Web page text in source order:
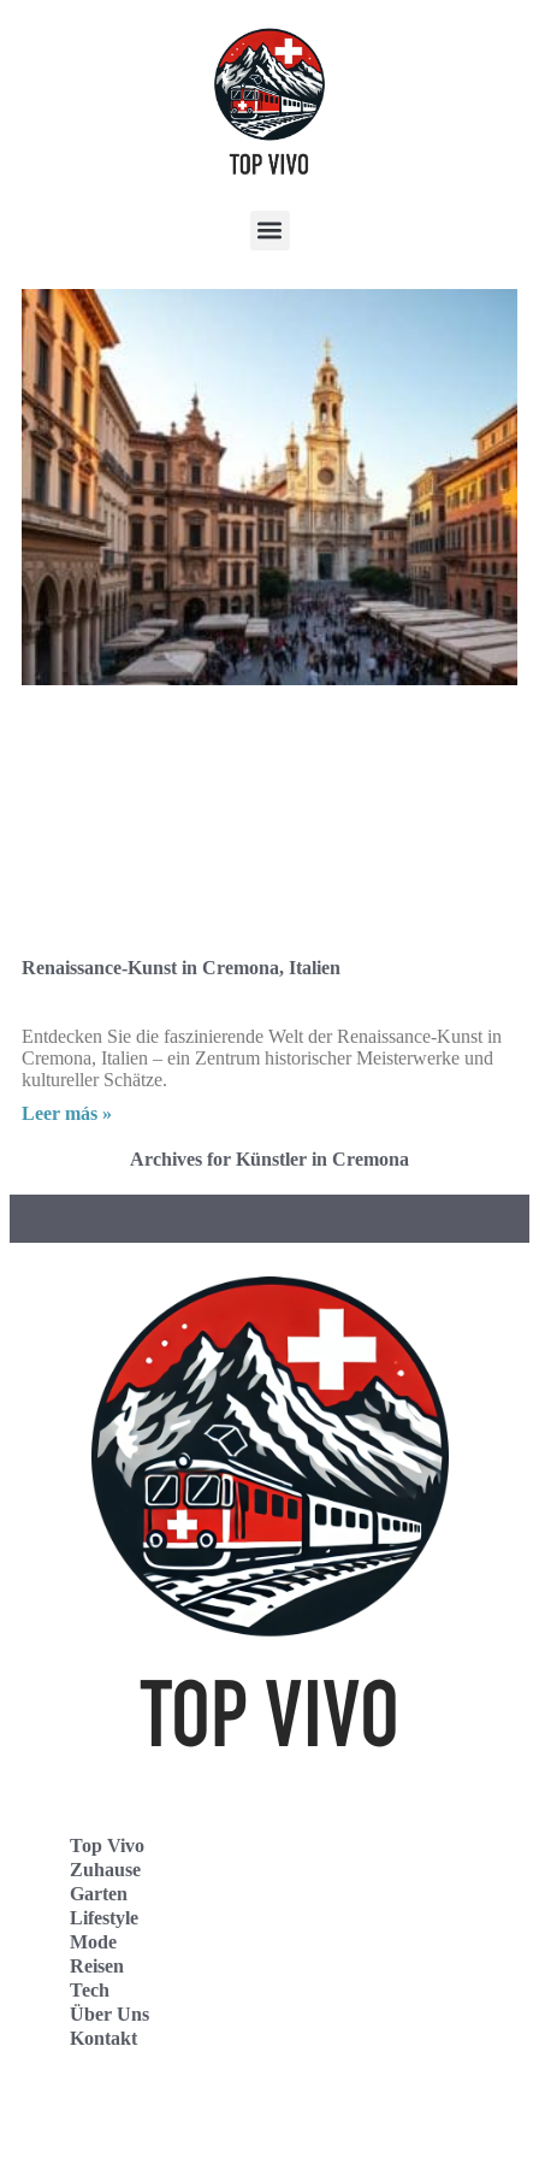
Renaissance-Kunst in Cremona, Italien
Entdecken Sie die faszinierende Welt der Renaissance-Kunst in
Cremona, Italien – ein Zentrum historischer Meisterwerke und
kultureller Schätze.
Leer más »
Archives for Künstler in Cremona
Top Vivo
Zuhause
Garten
Lifestyle
Mode
Reisen
Tech
Über Uns
Kontakt